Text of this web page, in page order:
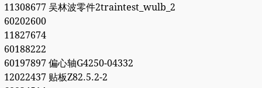
11308677 吴林波零件2traintest_wulb_2
60202600
11827674
60188222
60197897 偏心轴G4250-04332
12022437 贴板Z82.5.2-2